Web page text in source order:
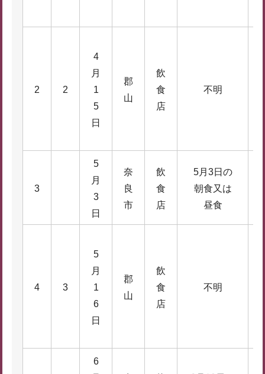
2 2
4
月
1
5
日
郡
山
飲
食
店
不明
3
5
月
3
日
奈
良
市
飲
食
店
5月3日の
朝食又は
昼食
4 3
5
月
1
6
日
郡
山
飲
食
店
不明
6